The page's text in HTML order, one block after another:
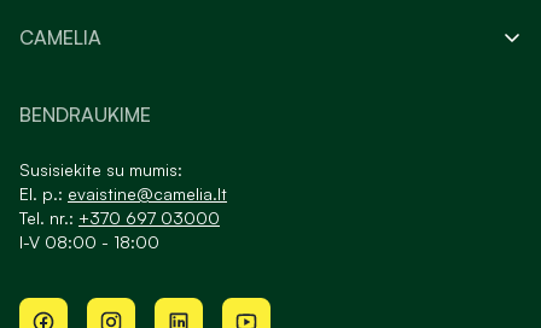
CAMELIA
BENDRAUKIME
Susisiekite su mumis:
El. p.: evaistine@camelia.lt
Tel. nr.: +370 697 03000
I-V 08:00 - 18:00